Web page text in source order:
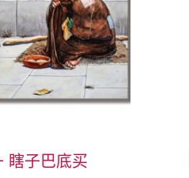
瞎子巴底买